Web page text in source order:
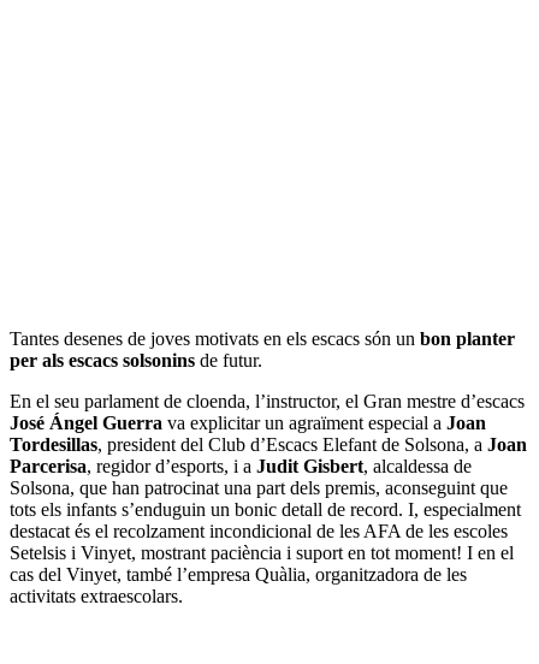
Tantes desenes de joves motivats en els escacs són un bon planter
per als escacs solsonins de futur.
En el seu parlament de cloenda, l’instructor, el Gran mestre d’escacs
José Ángel Guerra va explicitar un agraïment especial a Joan
Tordesillas, president del Club d’Escacs Elefant de Solsona, a Joan
Parcerisa, regidor d’esports, i a Judit Gisbert, alcaldessa de
Solsona, que han patrocinat una part dels premis, aconseguint que
tots els infants s’enduguin un bonic detall de record. I, especialment
destacat és el recolzament incondicional de les AFA de les escoles
Setelsis i Vinyet, mostrant paciència i suport en tot moment! I en el
cas del Vinyet, també l’empresa Quàlia, organitzadora de les
activitats extraescolars.